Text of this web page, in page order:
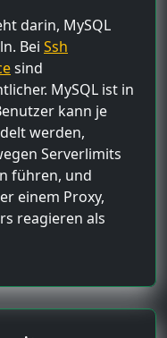
darin, MySQL
Bei Ssh
sind
MySQL ist in
kann je
werden,
Serverlimits
führen, und
einem Proxy,
reagieren als